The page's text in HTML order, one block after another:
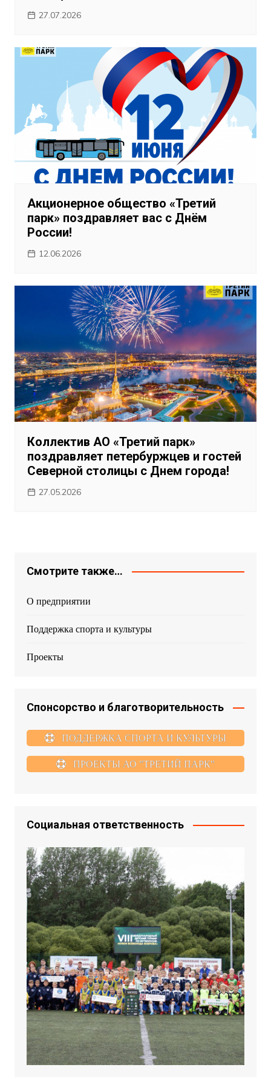
27.07.2026
Акционерное общество «Третий
парк» поздравляет вас с Днём
России!
12.06.2026
Коллектив АО «Третий парк»
поздравляет петербуржцев и гостей
Северной столицы с Днем города!
27.05.2026
Смотрите также…
О предприятии
Поддержка спорта и культуры
Проекты
Спонсорство и благотворительность
ПОДДЕРЖКА СПОРТА И КУЛЬТУРЫ
ПРОЕКТЫ АО "ТРЕТИЙ ПАРК"
Социальная ответственность